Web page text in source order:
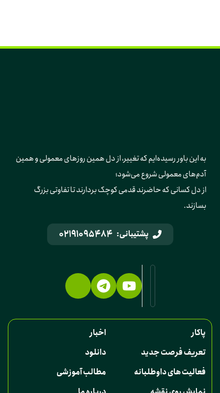
به این باور رسیده‌ایم که تغییر، از دل همین روزهای معمولی و همین
آدم‌های معمولی شروع می‌شود؛
از دل کسانی که حاضرند قدمی کوچک بردارند تا تفاوتی بزرگ
بسازند.
پشتیبانی: 02191095484
پاکار
اخبار
تعریف فرصت جدید
دانلود
فعالیت های داوطلبانه
مطالب آموزشی